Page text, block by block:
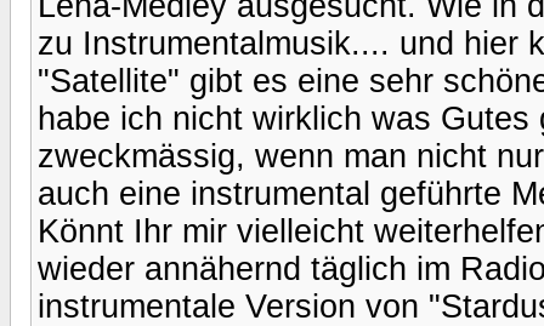
zu Instrumentalmusik.... und hier
"Satellite" gibt es eine sehr
habe ich nicht wirklich was
zweckmässig, wenn man nicht
auch eine instrumental geführte
Könnt Ihr mir vielleicht
wieder annähernd täglich im
instrumentale Version von